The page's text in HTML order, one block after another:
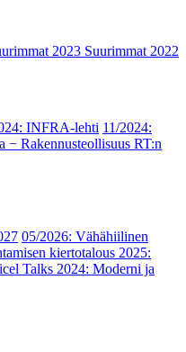
2023 Suurimmat 2022
INFRA-lehti 11/2024:
− Rakennusteollisuus RT:n
05/2026: Vähähiilinen
kiertotalous 2025:
Talks 2024: Moderni ja